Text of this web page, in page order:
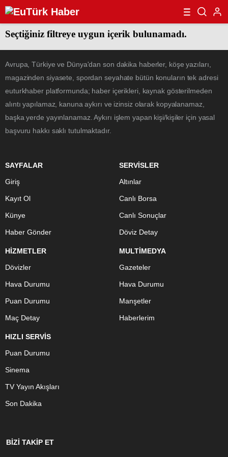
Seçtiğiniz filtreye uygun içerik bulunamadı.
Avrupa, Türkiye ve Dünya'dan son dakika haberler, köşe yazıları,
magazinden siyasete, spordan seyahate bütün konuların tek adresi
euturkhaber platformunda; haber içerikleri, kaynak gösterilmeden
alıntı yapılamaz, kanuna aykırı ve izinsiz olarak kopyalanamaz,
başka yerde yayınlanamaz. Aykırı işlem yapan kişi/kişiler için yasal
başvuru hakkı saklı tutulmaktadır.
SAYFALAR
Giriş
Kayıt Ol
Künye
Haber Gönder
SERVİSLER
Altınlar
Canlı Borsa
Canlı Sonuçlar
Döviz Detay
HİZMETLER
Dövizler
Hava Durumu
Puan Durumu
Maç Detay
MULTİMEDYA
Gazeteler
Hava Durumu
Manşetler
Haberlerim
HIZLI SERVİS
Puan Durumu
Sinema
TV Yayın Akışları
Son Dakika
BİZİ TAKİP ET